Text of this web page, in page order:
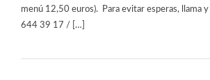
menú 12,50 euros). Para evitar esperas, llama y
644 39 17 / […]